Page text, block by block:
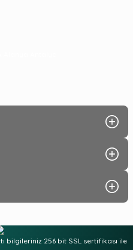
bilgileriniz 256 bit SSL sertifikası ile